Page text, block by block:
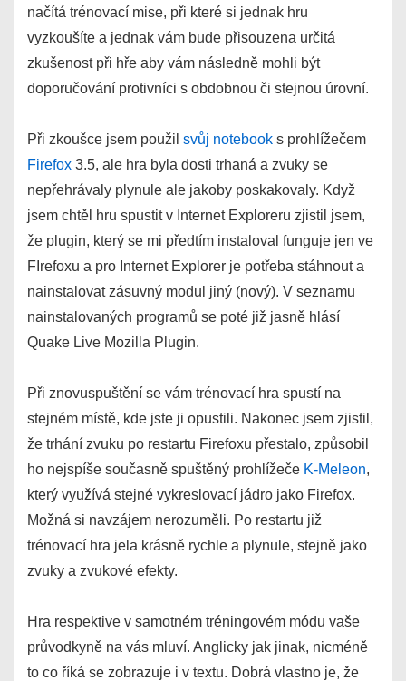
načítá trénovací mise, při které si jednak hru
vyzkoušíte a jednak vám bude přisouzena určitá
zkušenost při hře aby vám následně mohli být
doporučování protivníci s obdobnou či stejnou úrovní.
Při zkoušce jsem použil svůj notebook s prohlížečem
Firefox 3.5, ale hra byla dosti trhaná a zvuky se
nepřehrávaly plynule ale jakoby poskakovaly. Když
jsem chtěl hru spustit v Internet Exploreru zjistil jsem,
že plugin, který se mi předtím instaloval funguje jen ve
FIrefoxu a pro Internet Explorer je potřeba stáhnout a
nainstalovat zásuvný modul jiný (nový). V seznamu
nainstalovaných programů se poté již jasně hlásí
Quake Live Mozilla Plugin.
Při znovuspuštění se vám trénovací hra spustí na
stejném místě, kde jste ji opustili. Nakonec jsem zjistil,
že trhání zvuku po restartu Firefoxu přestalo, způsobil
ho nejspíše současně spuštěný prohlížeče K-Meleon,
který využívá stejné vykreslovací jádro jako Firefox.
Možná si navzájem nerozuměli. Po restartu již
trénovací hra jela krásně rychle a plynule, stejně jako
zvuky a zvukové efekty.
Hra respektive v samotném tréningovém módu vaše
průvodkyně na vás mluví. Anglicky jak jinak, nicméně
to co říká se zobrazuje i v textu. Dobrá vlastno je, že